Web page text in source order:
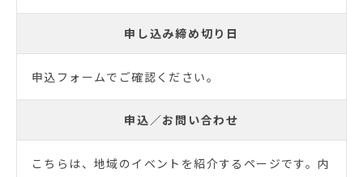
申し込み締め切り日
申込フォームでご確認ください。
申込／お問い合わせ
こちらは、地域のイベントを紹介するページです。内